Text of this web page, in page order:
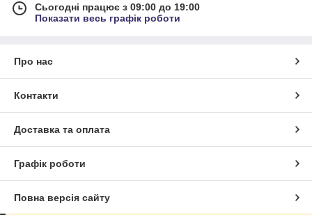
Сьогодні працює з 09:00 до 19:00
Показати весь графік роботи
Про нас
Контакти
Доставка та оплата
Графік роботи
Повна версія сайту